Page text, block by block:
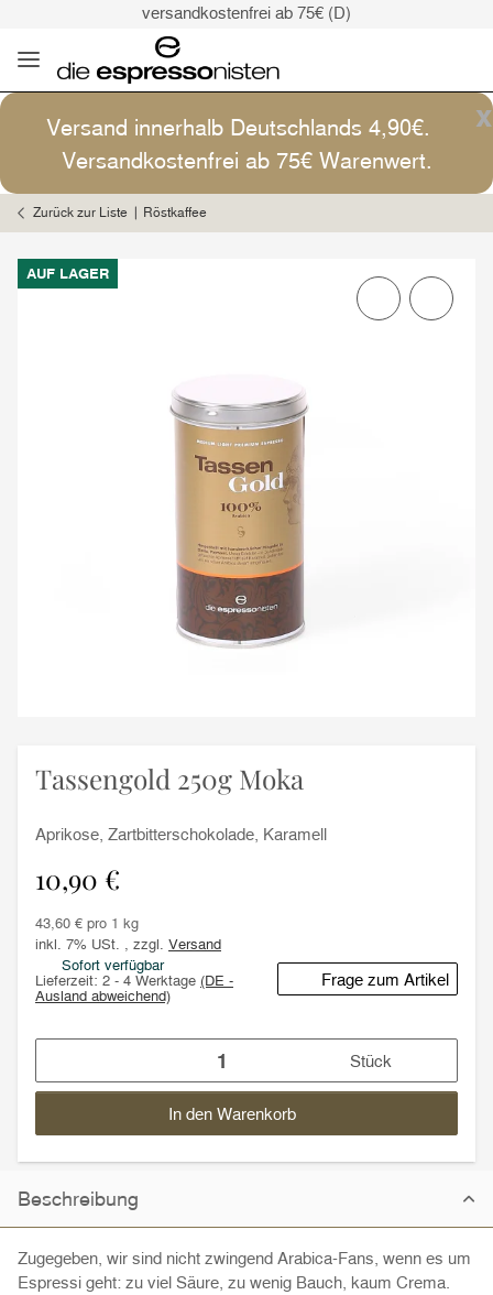
versandkostenfrei ab 75€ (D)
Versand: 4,90€ (D)
versandkostenfrei ab 75€ (D)
Kaffee ist Kunst
x
Versand innerhalb Deutschlands 4,90€.
Versandkostenfrei ab 75€ Warenwert.
Zurück zur Liste Röstkaffee
AUF LAGER
Tassengold 250g Moka
Aprikose, Zartbitterschokolade, Karamell
10,90 €
43,60 € pro 1 kg
inkl. 7% USt. , zzgl. Versand
Sofort verfügbar
Lieferzeit: 2 - 4 Werktage (DE -
Ausland abweichend)
Frage zum Artikel
Stück
In den Warenkorb
Beschreibung
Zugegeben, wir sind nicht zwingend Arabica-Fans, wenn es um
Espressi geht: zu viel Säure, zu wenig Bauch, kaum Crema.